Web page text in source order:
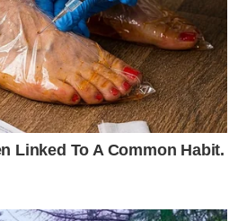
Linked To A Common Habit.